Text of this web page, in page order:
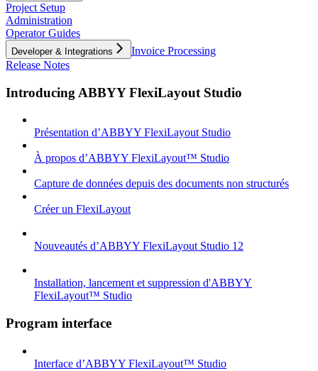
Project Setup
Administration
Operator Guides
Developer & Integrations
Invoice Processing
Release Notes
Introducing ABBYY FlexiLayout Studio
Présentation d’ABBYY FlexiLayout Studio
À propos d’ABBYY FlexiLayout™ Studio
Capture de données depuis des documents non structurés
Créer un FlexiLayout
Nouveautés d’ABBYY FlexiLayout Studio 12
Installation, lancement et suppression d'ABBYY
FlexiLayout™ Studio
Program interface
Interface d’ABBYY FlexiLayout™ Studio